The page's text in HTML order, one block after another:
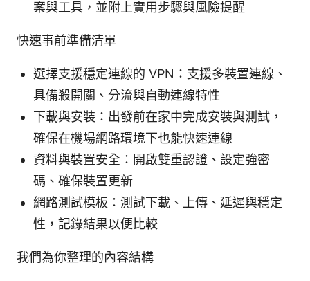
案與工具，並附上實用步驟與風險提醒
快速事前準備清單
選擇支援穩定連線的 VPN：支援多裝置連線、
具備殺開關、分流與自動連線特性
下載與安裝：出發前在家中完成安裝與測試，
確保在機場網路環境下也能快速連線
資料與裝置安全：開啟雙重認證、設定強密
碼、確保裝置更新
網路測試模板：測試下載、上傳、延遲與穩定
性，記錄結果以便比較
我們為你整理的內容結構